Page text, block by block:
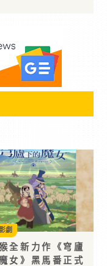
全新力作《穹廬
女》黑馬番正式
劇